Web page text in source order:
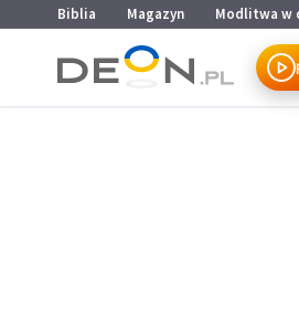
Przejdź do menu głównego
Przejdź do treści
Biblia Magazyn Modlitwa w